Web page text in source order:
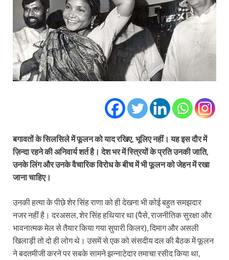
बगावतों के सिलसिले में फूलन को याद रखिए, भूलिए नहीं। यह इस दौर में
ज़िन्दा रहने की अनिवार्य शर्त है। देश भर में स्त्रियों के प्रति उनकी जाति,
उनके लिंग और उनके वैचारिक विरोध के बीच में भी फूलन को जेहन में रखा
जाना चाहिए।
उनकी हत्या के पीछे शेर सिंह राणा को ही देखना भी कोई बहुत समझदार
नजर नहीं है। दरअसल, शेर सिंह हथियार था (पैसे, राजनीतिक सुरक्षा और
भावनात्मक मेल से तैयार किया गया सुपारी किलर), दिमाग और असली
खिलाड़ी तो दो ही लोग थे। उसमें से एक को संसदीय दल की बैठक में फूलन
ने बदतमीजी करने पर सबके सामने झन्नाटेदार तमाचा रसीद किया था,